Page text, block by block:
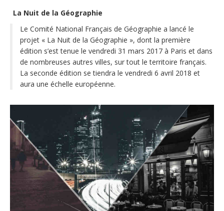
La Nuit de la Géographie
Le Comité National Français de Géographie a lancé le
projet « La Nuit de la Géographie », dont la première
édition s’est tenue le vendredi 31 mars 2017 à Paris et dans
de nombreuses autres villes, sur tout le territoire français.
La seconde édition se tiendra le vendredi 6 avril 2018 et
aura une échelle européenne.